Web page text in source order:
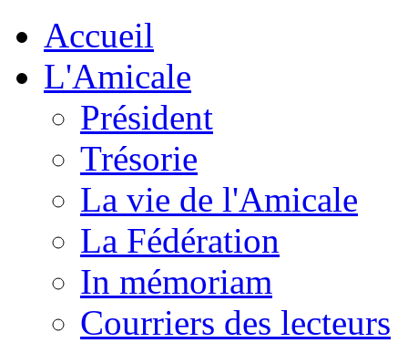
Accueil
L'Amicale
Président
Trésorie
La vie de l'Amicale
La Fédération
In mémoriam
Courriers des lecteurs